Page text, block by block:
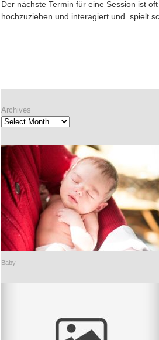
Der nächste Termin für eine Session ist
hochzuziehen und interagiert und spielt
Archives
Archives
Baby